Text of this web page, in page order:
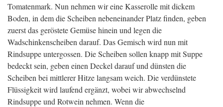
Tomatenmark. Nun nehmen wir eine Kasserolle mit dickem
Boden, in dem die Scheiben nebeneinander Platz finden, geben
zuerst das geröstete Gemüse hinein und legen die
Wadschinkenscheiben darauf. Das Gemisch wird nun mit
Rindsuppe untergossen. Die Scheiben sollen knapp mit Suppe
bedeckt sein, geben einen Deckel darauf und dünsten die
Scheiben bei mittlerer Hitze langsam weich. Die verdünstete
Flüssigkeit wird laufend ergänzt, wobei wir abwechselnd
Rindsuppe und Rotwein nehmen. Wenn die